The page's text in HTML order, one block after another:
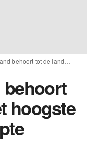
behoort
hoogste